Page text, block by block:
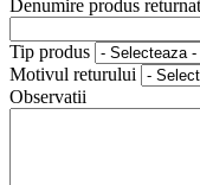
Denumire produs returnat
Tip produs
Motivul returului
Observatii